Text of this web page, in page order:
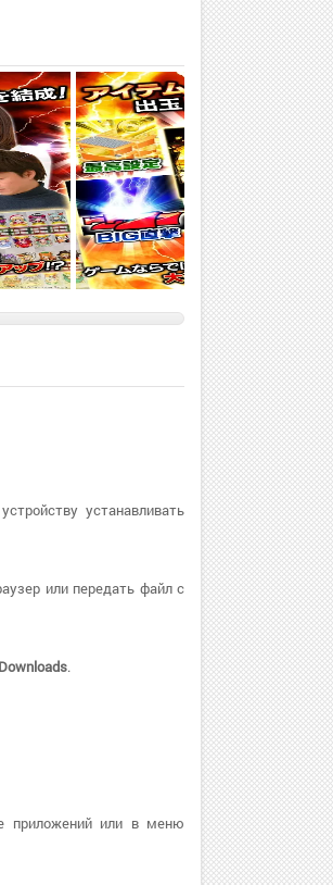
устанавливать
или передать файл с
Downloads.
приложений или в меню